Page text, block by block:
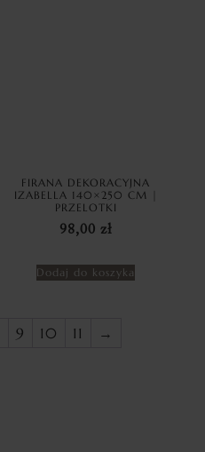
FIRANA DEKORACYJNA
IZABELLA 140×250 CM |
PRZELOTKI
98,00 zł
Dodaj do koszyka
9 10 11 →